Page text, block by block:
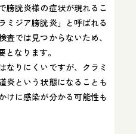
膀胱炎様の症状が現れるこ
ミジア膀胱炎」と呼ばれる
査では見つからないため、
なります。
なりにくいですが、クラミ
炎という状態になることも
けに感染が分かる可能性も